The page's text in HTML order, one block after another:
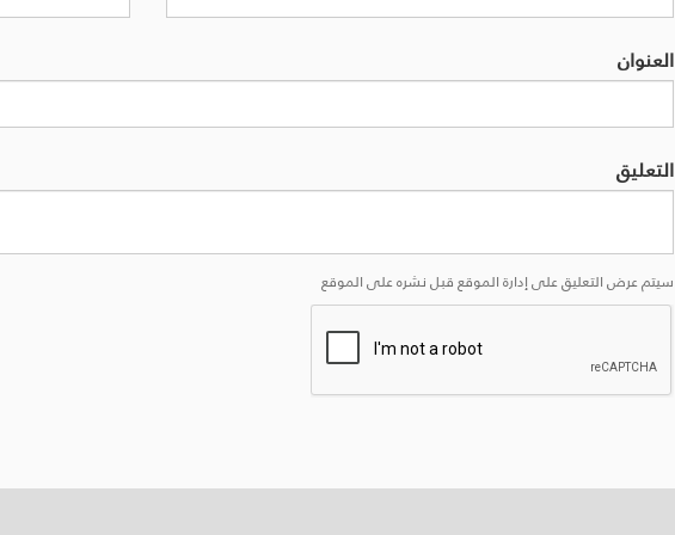
العنوان
التعليق
سيتم عرض التعليق على إدارة الموقع قبل نشره على الموقع